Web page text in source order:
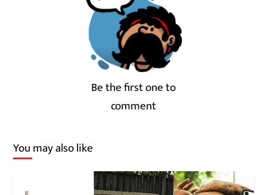
Be the first one to
comment
You may also like